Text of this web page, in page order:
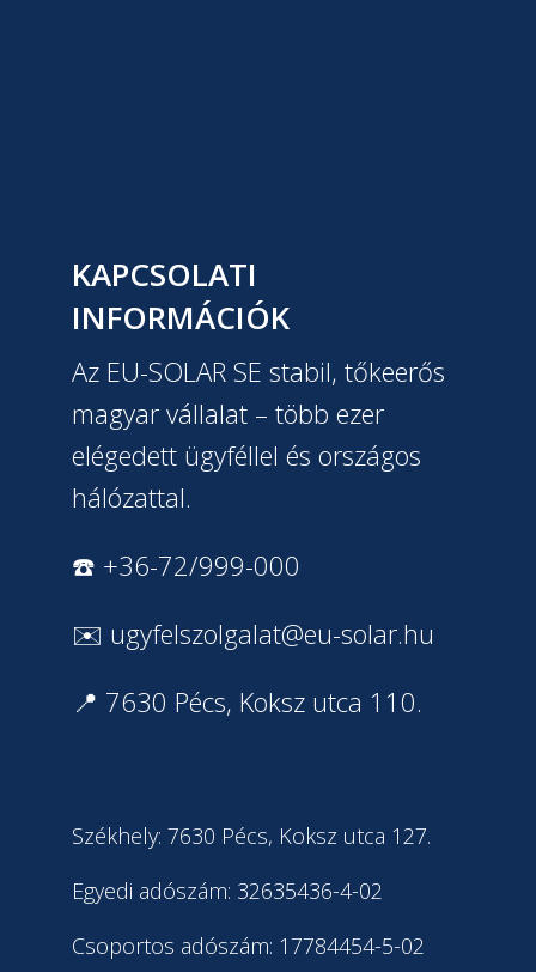
KAPCSOLATI
INFORMÁCIÓK
Az EU-SOLAR SE stabil, tőkeerős
magyar vállalat – több ezer
elégedett ügyféllel és országos
hálózattal.
☎️ +36-72/999-000
✉️ ugyfelszolgalat@eu-solar.hu
📍 7630 Pécs, Koksz utca 110.
Székhely: 7630 Pécs, Koksz utca 127.
Egyedi adószám: 32635436-4-02
Csoportos adószám: 17784454-5-02